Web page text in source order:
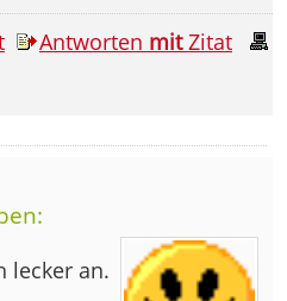
Antworten mitZitat
lecker an.